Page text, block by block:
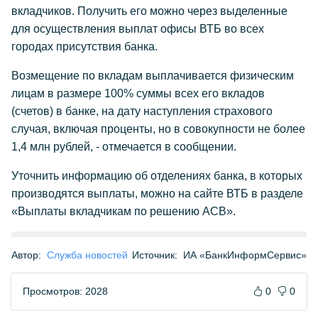
вкладчиков. Получить его можно через выделенные
для осуществления выплат офисы ВТБ во всех
городах присутствия банка.
Возмещение по вкладам выплачивается физическим
лицам в размере 100% суммы всех его вкладов
(счетов) в банке, на дату наступления страхового
случая, включая проценты, но в совокупности не более
1,4 млн рублей, - отмечается в сообщении.
Уточнить информацию об отделениях банка, в которых
производятся выплаты, можно на сайте ВТБ в разделе
«Выплаты вкладчикам по решению АСВ».
Автор: Служба новостей Источник: ИА «БанкИнформСервис»
Просмотров: 2028 0 0